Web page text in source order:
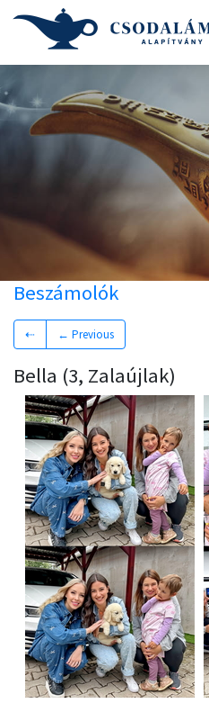
Beszámolók
⇠ ← Previous
Bella (3, Zalaújlak)